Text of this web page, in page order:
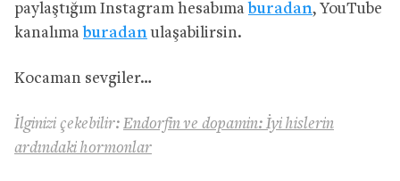
paylaştığım Instagram hesabıma buradan, YouTube
kanalıma buradanulaşabilirsin.
Kocaman sevgiler…
İlginizi çekebilir: Endorfin ve dopamin: İyi hislerin
ardındaki hormonlar